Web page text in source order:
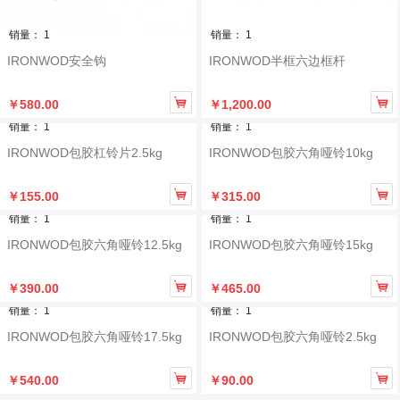
销量： 1
IRONWOD安全钩
￥580.00 
销量： 1
IRONWOD半框六边框杆
￥1,200.00 
销量： 1
IRONWOD包胶杠铃片2.5kg
￥155.00 
销量： 1
IRONWOD包胶六角哑铃10kg
￥315.00 
销量： 1
IRONWOD包胶六角哑铃12.5kg
￥390.00 
销量： 1
IRONWOD包胶六角哑铃15kg
￥465.00 
销量： 1
IRONWOD包胶六角哑铃17.5kg
￥540.00 
销量： 1
IRONWOD包胶六角哑铃2.5kg
￥90.00 